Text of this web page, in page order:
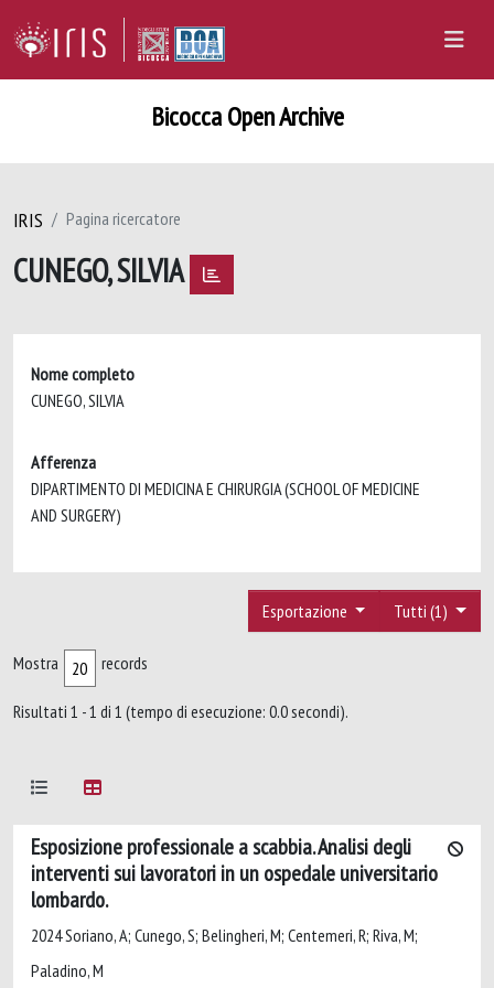
Bicocca Open Archive
IRIS Pagina ricercatore
CUNEGO, SILVIA
Nome completo
CUNEGO, SILVIA
Afferenza
DIPARTIMENTO DI MEDICINA E CHIRURGIA (SCHOOL OF MEDICINE
AND SURGERY)
Tutti (1)
Esportazione
Mostra records
Risultati 1 - 1 di 1 (tempo di esecuzione: 0.0 secondi).
Esposizione professionale a scabbia. Analisi degli
interventi sui lavoratori in un ospedale universitario
lombardo.
2024 Soriano, A; Cunego, S; Belingheri, M; Centemeri, R; Riva, M;
Paladino, M